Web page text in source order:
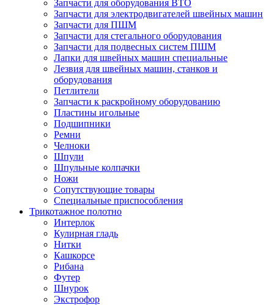
Запчасти для оборудования ВТО
Запчасти для электродвигателей швейных машин
Запчасти для ПШМ
Запчасти для стегального оборудования
Запчасти для подвесных систем ПШМ
Лапки для швейных машин специальные
Лезвия для швейных машин, станков и
оборудования
Петлители
Запчасти к раскройному оборудованию
Пластины игольные
Подшипники
Ремни
Челноки
Шпули
Шпульные колпачки
Ножи
Сопутствующие товары
Специальные приспособления
Трикотажное полотно
Интерлок
Кулирная гладь
Нитки
Кашкорсе
Рибана
Футер
Шнурок
Экстрофор